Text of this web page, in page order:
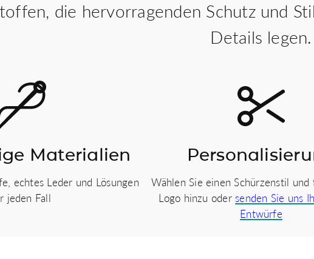
die hervorragenden Schutz und
Details legen.
Materialien
echtes Leder und Lösungen
jeden Fall
Wählen Sie einen Schürzenstil und
Logo hinzu oder senden Sie uns
Entwürfe